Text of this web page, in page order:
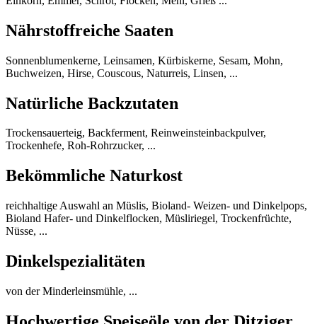
Nährstoffreiche Saaten
Sonnenblumenkerne, Leinsamen, Kürbiskerne, Sesam, Mohn,
Buchweizen, Hirse, Couscous, Naturreis, Linsen, ...
Natürliche Backzutaten
Trockensauerteig, Backferment, Reinweinsteinbackpulver,
Trockenhefe, Roh-Rohrzucker, ...
Bekömmliche Naturkost
reichhaltige Auswahl an Müslis, Bioland- Weizen- und Dinkelpops,
Bioland Hafer- und Dinkelflocken, Müsliriegel, Trockenfrüchte,
Nüsse, ...
Dinkelspezialitäten
von der Minderleinsmühle, ...